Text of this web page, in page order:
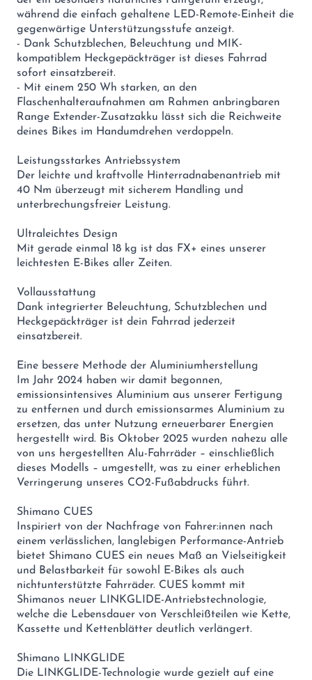
während die einfach gehaltene LED-Remote-Einheit die
gegenwärtige Unterstützungsstufe anzeigt.
- Dank Schutzblechen, Beleuchtung und MIK-
kompatiblem Heckgepäckträger ist dieses Fahrrad
sofort einsatzbereit.
- Mit einem 250 Wh starken, an den
Flaschenhalteraufnahmen am Rahmen anbringbaren
Range Extender-Zusatzakku lässt sich die Reichweite
deines Bikes im Handumdrehen verdoppeln.
Leistungsstarkes Antriebssystem
Der leichte und kraftvolle Hinterradnabenantrieb mit
40 Nm überzeugt mit sicherem Handling und
unterbrechungsfreier Leistung.
Ultraleichtes Design
Mit gerade einmal 18 kg ist das FX+ eines unserer
leichtesten E-Bikes aller Zeiten.
Vollausstattung
Dank integrierter Beleuchtung, Schutzblechen und
Heckgepäckträger ist dein Fahrrad jederzeit
einsatzbereit.
Eine bessere Methode der Aluminiumherstellung
Im Jahr 2024 haben wir damit begonnen,
emissionsintensives Aluminium aus unserer Fertigung
zu entfernen und durch emissionsarmes Aluminium zu
ersetzen, das unter Nutzung erneuerbarer Energien
hergestellt wird. Bis Oktober 2025 wurden nahezu alle
von uns hergestellten Alu-Fahrräder – einschließlich
dieses Modells – umgestellt, was zu einer erheblichen
Verringerung unseres CO2-Fußabdrucks führt.
Shimano CUES
Inspiriert von der Nachfrage von Fahrer:innen nach
einem verlässlichen, langlebigen Performance-Antrieb
bietet Shimano CUES ein neues Maß an Vielseitigkeit
und Belastbarkeit für sowohl E-Bikes als auch
nichtunterstützte Fahrräder. CUES kommt mit
Shimanos neuer LINKGLIDE-Antriebstechnologie,
welche die Lebensdauer von Verschleißteilen wie Kette,
Kassette und Kettenblätter deutlich verlängert.
Shimano LINKGLIDE
Die LINKGLIDE-Technologie wurde gezielt auf eine